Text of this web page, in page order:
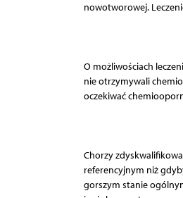
nowotworowej.
O możliwościach
nie otrzymywali
oczekiwać
Chorzy
referencyjnym niż
gorszym stanie